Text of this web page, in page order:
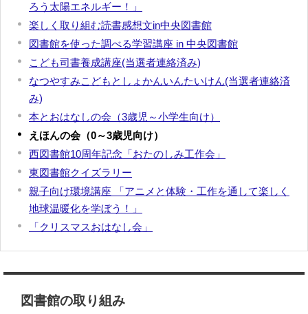
ろう太陽エネルギー！」
楽しく取り組む読書感想文in中央図書館
図書館を使った調べる学習講座 in 中央図書館
こども司書養成講座(当選者連絡済み)
なつやすみこどもとしょかんいんたいけん(当選者連絡済
み)
本とおはなしの会（3歳児～小学生向け）
えほんの会（0～3歳児向け）
西図書館10周年記念「おたのしみ工作会」
東図書館クイズラリー
親子向け環境講座 「アニメと体験・工作を通して楽しく
地球温暖化を学ぼう！」
「クリスマスおはなし会」
図書館の取り組み